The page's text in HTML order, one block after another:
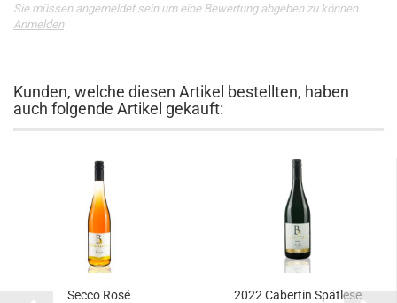
Sie müssen angemeldet sein um eine Bewertung abgeben zu können.
Anmelden
Kunden, welche diesen Artikel bestellten, haben
auch folgende Artikel gekauft:
Secco Rosé
2022 Cabertin Spätlese